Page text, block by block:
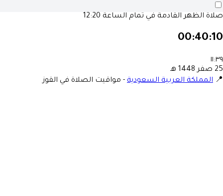
صلاة الظهر القادمة في تمام الساعة 12:20
00:40:10
١١:٣٩
25 صفر 1448 هـ
📍 المملكة العربية السعودية - مواقيت الصلاة في القوز